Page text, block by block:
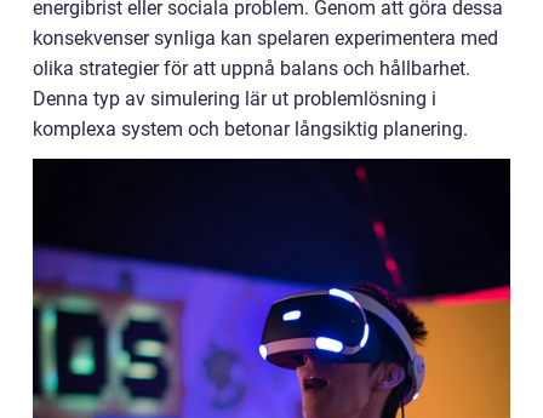
energibrist eller sociala problem. Genom att göra dessa
konsekvenser synliga kan spelaren experimentera med
olika strategier för att uppnå balans och hållbarhet.
Denna typ av simulering lär ut problemlösning i
komplexa system och betonar långsiktig planering.